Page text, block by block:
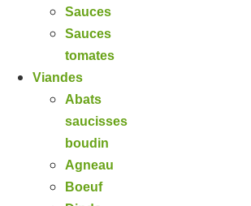
Sauces
Sauces
tomates
Viandes
Abats
saucisses
boudin
Agneau
Boeuf